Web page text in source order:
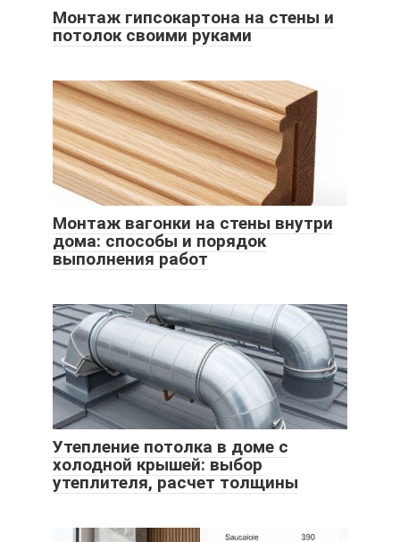
Монтаж гипсокартона на стены и
потолок своими руками
Монтаж вагонки на стены внутри
дома: способы и порядок
выполнения работ
Утепление потолка в доме с
холодной крышей: выбор
утеплителя, расчет толщины